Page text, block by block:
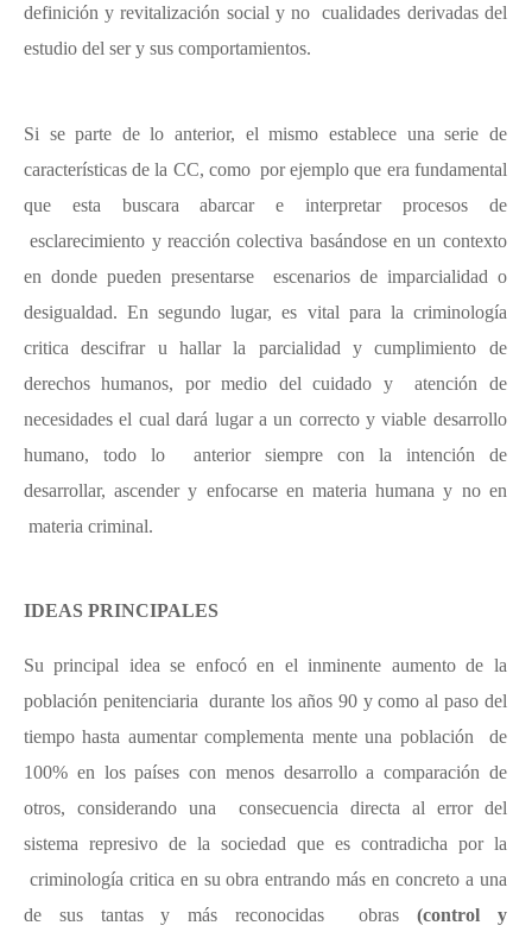
definición y revitalización social y no cualidades derivadas del
estudio del ser y sus comportamientos.
Si se parte de lo anterior, el mismo establece una serie de
características de la CC, como por ejemplo que era fundamental
que esta buscara abarcar e interpretar procesos de
esclarecimiento y reacción colectiva basándose en un contexto
en donde pueden presentarse escenarios de imparcialidad o
desigualdad. En segundo lugar, es vital para la criminología
critica descifrar u hallar la parcialidad y cumplimiento de
derechos humanos, por medio del cuidado y atención de
necesidades el cual dará lugar a un correcto y viable desarrollo
humano, todo lo anterior siempre con la intención de
desarrollar, ascender y enfocarse en materia humana y no en
materia criminal.
IDEAS PRINCIPALES
Su principal idea se enfocó en el inminente aumento de la
población penitenciaria durante los años 90 y como al paso del
tiempo hasta aumentar complementa mente una población de
100% en los países con menos desarrollo a comparación de
otros, considerando una consecuencia directa al error del
sistema represivo de la sociedad que es contradicha por la
criminología critica en su obra entrando más en concreto a una
de sus tantas y más reconocidas obras(control y